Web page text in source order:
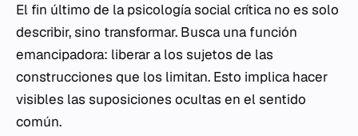
El fin último de la psicología social crítica no es solo
describir, sino transformar. Busca una función
emancipadora: liberar a los sujetos de las
construcciones que los limitan. Esto implica hacer
visibles las suposiciones ocultas en el sentido
común.